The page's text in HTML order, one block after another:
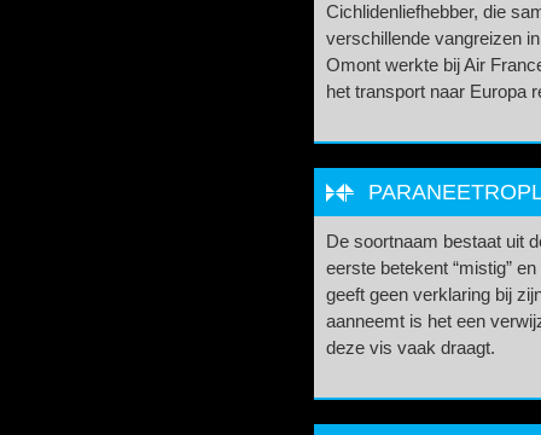
Cichlidenliefhebber, die
verschillende vangreizen
Omont werkte bij Air
het transport naar Europa
De soortnaam bestaat uit
eerste betekent “mistig”
geeft geen verklaring bij
aanneemt is het een
deze vis vaak draagt.